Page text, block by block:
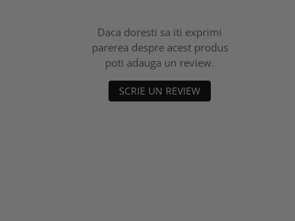
Daca doresti sa iti exprimi
parerea despre acest produs
poti adauga un review.
SCRIE UN REVIEW